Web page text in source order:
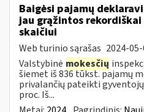
Baigėsi pajamų
jau grąžintos
skaičiui
Web turinio sąrašas 2024-
Valstybinė mokesčių
šiemet iš 836 tūkst. pajamų
privalančių pateikti
proc. Iš...